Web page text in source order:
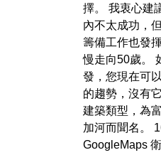
擇。 我衷心建
內不太成功，
籌備工作也發
慢走向50歲。
發，您現在可
的趨勢，沒有
建築類型，為
加河而聞名。
GoogleMaps